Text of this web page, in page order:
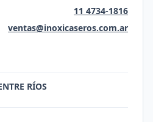
11 4734-1816
ventas@inoxicaseros.com.ar
RÍOS